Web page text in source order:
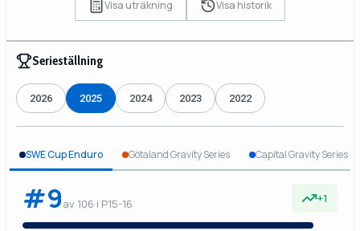
Visa uträkning Visa historik
Serieställning
2026 2025 2024 2023 2022
SWE Cup Enduro Götaland Gravity Series Capital Gravity Series
#9av 106 i P15-16 +1